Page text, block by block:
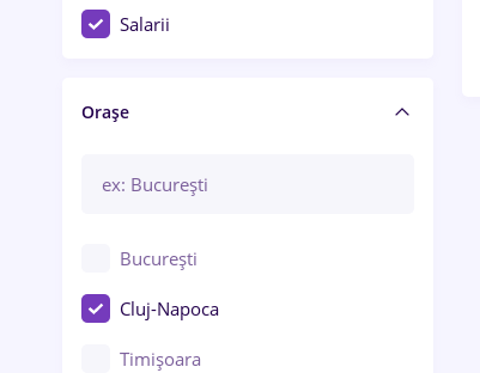
Salarii
Orașe
București
Cluj-Napoca
Timișoara